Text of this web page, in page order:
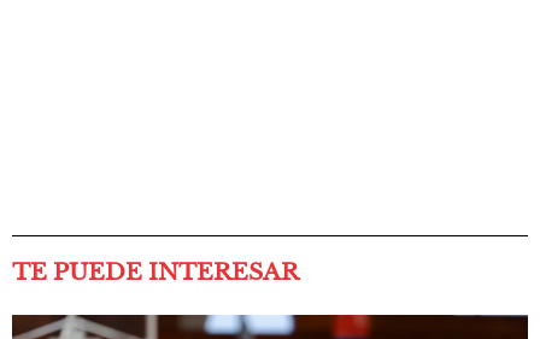
TE PUEDE INTERESAR